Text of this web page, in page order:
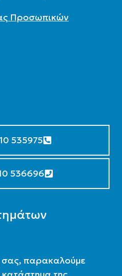
Προσωπικών
535975
536696
σας, παρακαλούμε